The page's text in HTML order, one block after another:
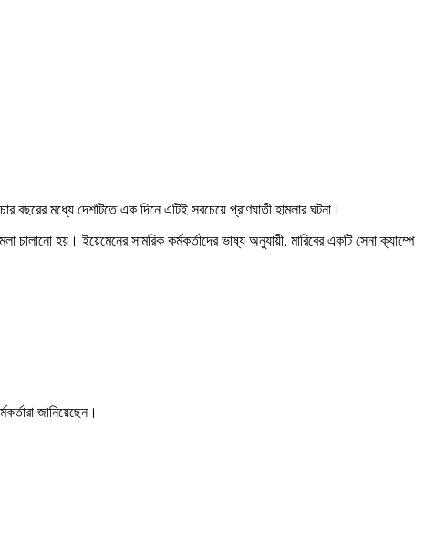
মধ্যে দেশটিতে এক দিনে এটিই সবচেয়ে প্রাণঘাতী হামলার ঘটনা।
হয়। ইয়েমেনের সামরিক কর্মকর্তাদের ভাষ্য অনুযায়ী, মারিবের একটি সেনা ক্যাম্পে
জানিয়েছেন।